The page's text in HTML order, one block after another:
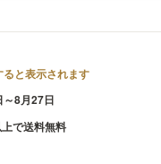
と表示されます
8月27日
で送料無料